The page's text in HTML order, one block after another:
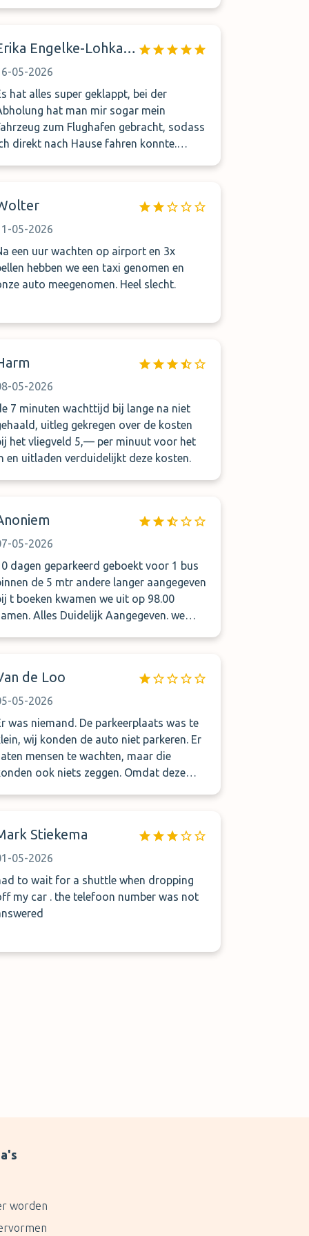
auto is verder in prima staat weer
Maar het stukje service mist.
Het leek erop dat de mensen vh bedrijf
teveel/telang willen wachten maar er
probleem mee hebben om de klant te
wachten.
ook per se dat ding op z'n staart
Erika Engelke-Lohkamp
05-2026
hat alles super geklappt, bei der
hat man mir sogar mein
zum Flughafen gebracht, sodass
direkt nach Hause fahren konnte.
05-2026
een uur wachten op airport en 3x
hebben we een taxi genomen en
auto meegenomen. Heel slecht.
05-2026
7 minuten wachttijd bij lange na niet
uitleg gekregen over de kosten
het vliegveld 5,— per minuut voor het
en uitladen verduidelijkt deze kosten.
05-2026
dagen geparkeerd geboekt voor 1 bus
de 5 mtr andere langer aangegeven
t boeken kwamen we uit op 98.00
Alles Duidelijk Aangegeven. we
dus] Vonden de parkeerplaats erg
over plastic zakjes op de grond
waar de sleutels ingezeten hadden. De
waar we mee naar de
reden was niet Vriendelijk.
de Loo
05-2026
was niemand. De parkeerplaats was te
wij konden de auto niet parkeren. Er
mensen te wachten, maar die
ook niets zeggen. Omdat deze
Stiekema
05-2026
to wait for a shuttle when dropping
my car . the telefoon number was not
worden